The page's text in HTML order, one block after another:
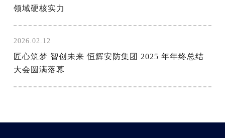
领域硬核实力
2026.02.12
匠心筑梦 智创未来 恒辉安防集团 2025 年年终总结
大会圆满落幕